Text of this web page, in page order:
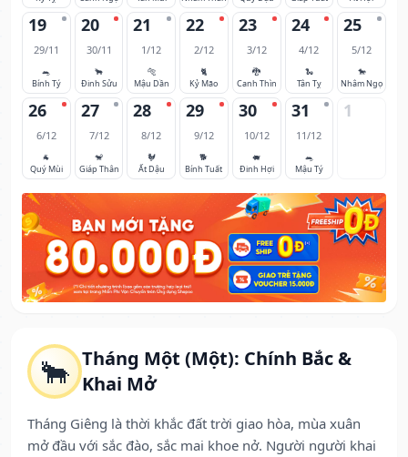
🐂 Tháng Một (Một): Chính Bắc &
Khai Mở
Tháng Giêng là thời khắc đất trời giao hòa, mùa xuân
mở đầu với sắc đào, sắc mai khoe nở. Người người khai
19
29/11
🐀
Bính Tý
20
30/11
🐂
Đinh Sửu
21
1/12
🐅
Mậu Dần
22
2/12
🐈
Kỷ Mão
23
3/12
🐉
Canh Thìn
24
4/12
🐍
Tân Tỵ
25
5/12
🐎
Nhâm Ngọ
26
6/12
🐐
Quý Mùi
27
7/12
🐒
Giáp Thân
28
8/12
🐓
Ất Dậu
29
9/12
🐕
Bính Tuất
30
10/12
🐖
Đinh Hợi
31
11/12
🐀
Mậu Tý
1